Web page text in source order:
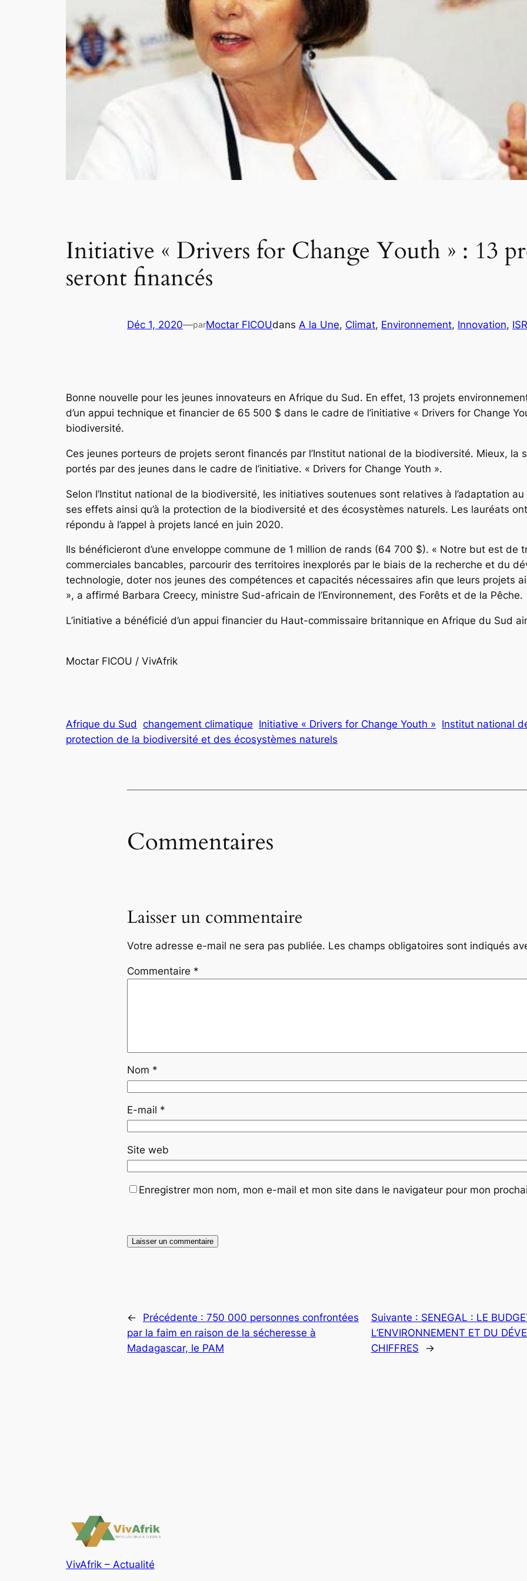
Initiative « Drivers for Change Youth » : 13
seront financés
Déc 1, 2020—parMoctar FICOUdans A la Une, Climat, Environnement, Innovation, ISR
Bonne nouvelle pour les jeunes innovateurs en Afrique du Sud. En effet, 13 projets
d’un appui technique et financier de 65 500 $ dans le cadre de l’initiative « Drivers for Change
biodiversité.
Ces jeunes porteurs de projets seront financés par l’Institut national de la biodiversité. Mieux, la
portés par des jeunes dans le cadre de l’initiative. « Drivers for Change Youth ».
Selon l’Institut national de la biodiversité, les initiatives soutenues sont relatives à l’adaptation
ses effets ainsi qu’à la protection de la biodiversité et des écosystèmes naturels. Les lauréats
répondu à l’appel à projets lancé en juin 2020.
Ils bénéficieront d’une enveloppe commune de 1 million de rands (64 700 $). « Notre but est de
commerciales bancables, parcourir des territoires inexplorés par le biais de la recherche et du
technologie, doter nos jeunes des compétences et capacités nécessaires afin que leurs projets
», a affirmé Barbara Creecy, ministre Sud-africain de l’Environnement, des Forêts et de la Pêche.
L’initiative a bénéficié d’un appui financier du Haut-commissaire britannique en Afrique du Sud
Moctar FICOU / VivAfrik
Afrique du Sud changement climatique Initiative « Drivers for Change Youth » Institut national
protection de la biodiversité et des écosystèmes naturels
Commentaires
Laisser un commentaire
Votre adresse e-mail ne sera pas publiée. Les champs obligatoires sont indiqués
Commentaire *
Nom *
E-mail *
Site web
Enregistrer mon nom, mon e-mail et mon site dans le navigateur pour mon
← Précédente : 750 000 personnes confrontées
par la faim en raison de la sécheresse à
Madagascar, le PAM
Suivante : SENEGAL : LE
L’ENVIRONNEMENT ET DU
CHIFFRES
→
VivAfrik – Actualité